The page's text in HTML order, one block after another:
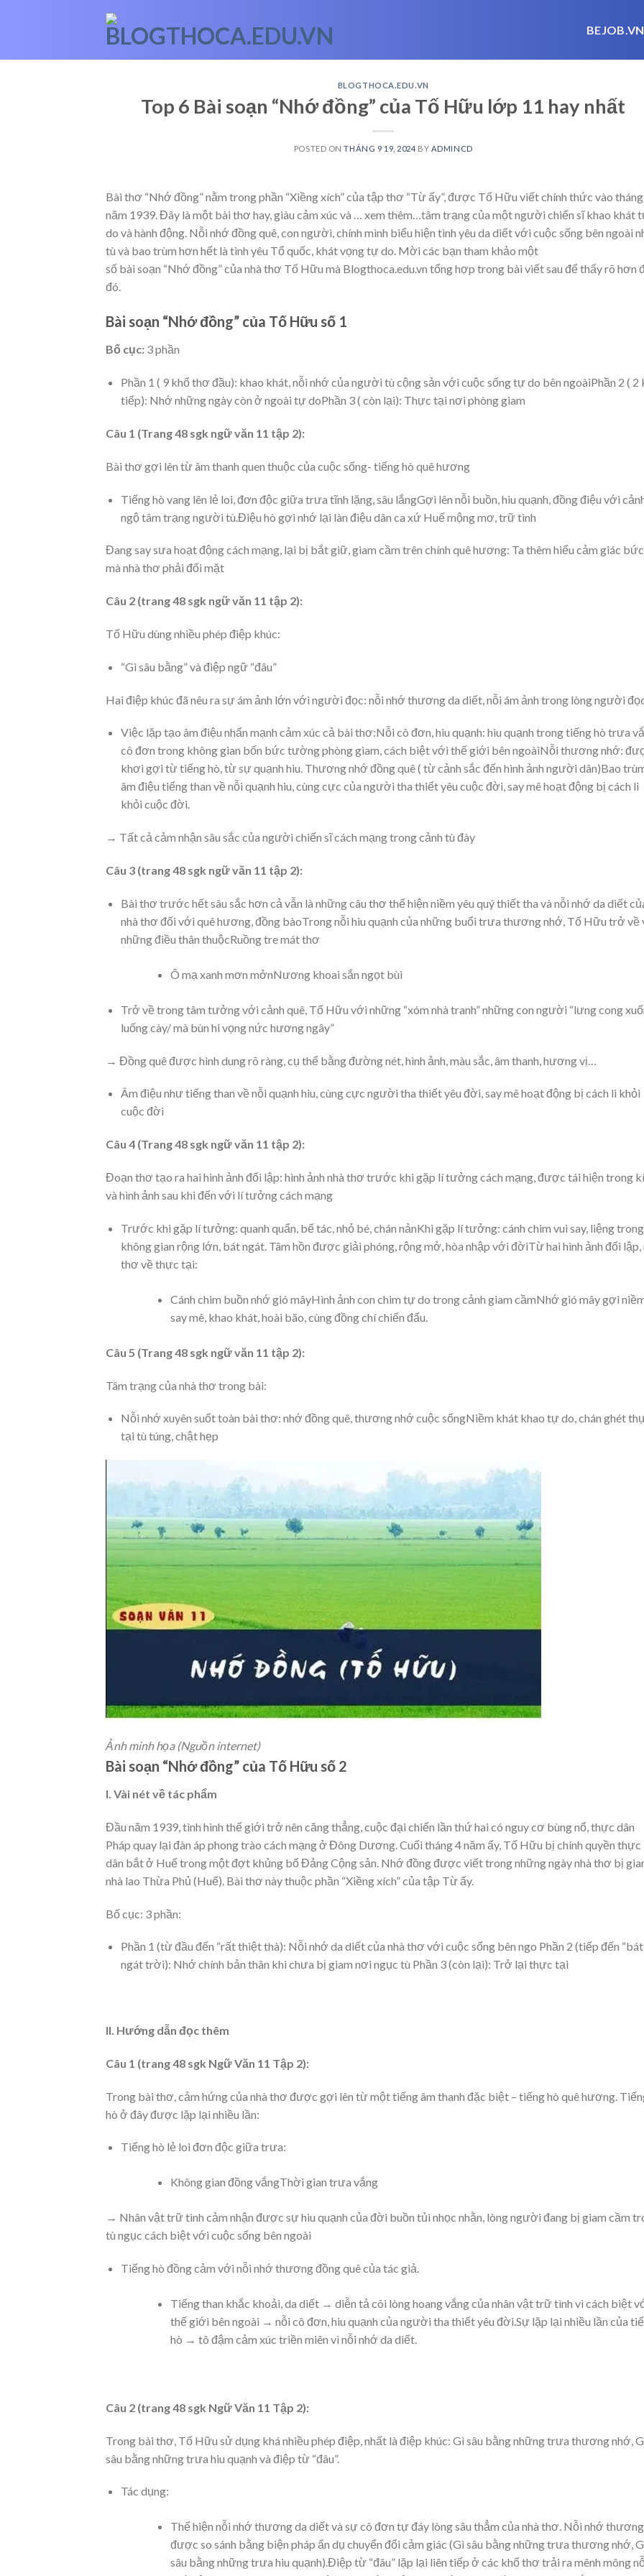
BEJOB.VN
BLOGTHOCA.EDU.VN
Top 6 Bài soạn “Nhớ đồng” của Tố Hữu lớp 11 hay nhất
POSTED ONTHÁNG 9 19, 2024 BY ADMINCD
Bài thơ “Nhớ đồng” nằm trong phần “Xiềng xích” của tập thơ “Từ ấy”, được Tố Hữu viết chính thức vào
năm 1939. Đây là một bài thơ hay, giàu cảm xúc và
… xem thêm… tâm trạng của một người chiến sĩ khao khát
do và hành động. Nỗi nhớ đồng quê, con người, chính mình biểu hiện tình yêu da diết với cuộc sống bên ngoài
tù và bao trùm hơn hết là tình yêu Tổ quốc, khát vọng tự do. Mời các bạn tham khảo một
số bài soạn “Nhớ đồng” của nhà thơ Tố Hữu mà Blogthoca.edu.vn tổng hợp trong bài viết sau để thấy rõ hơn
đó.
Bài soạn “Nhớ đồng” của Tố Hữu số 1
Bố cục: 3 phần
Phần 1 ( 9 khổ thơ đầu): khao khát, nỗi nhớ của người tù cộng sản với cuộc sống tự do bên ngoàiPhần 2 ( 2
tiếp): Nhớ những ngày còn ở ngoài tự doPhần 3 ( còn lại): Thực tại nơi phòng giam
Câu 1 (Trang 48 sgk ngữ văn 11 tập 2):
Bài thơ gợi lên từ âm thanh quen thuộc của cuộc sống- tiếng hò quê hương
Tiếng hò vang lên lẻ loi, đơn độc giữa trưa tĩnh lặng, sâu lắngGợi lên nỗi buồn, hiu quạnh, đồng điệu với
ngộ tâm trạng người tù.Điệu hò gợi nhớ lại làn điệu dân ca xứ Huế mộng mơ, trữ tình
Đang say sưa hoạt động cách mạng, lại bị bắt giữ, giam cầm trên chính quê hương: Ta thêm hiểu cảm giác
mà nhà thơ phải đối mặt
Câu 2 (trang 48 sgk ngữ văn 11 tập 2):
Tố Hữu dùng nhiều phép điệp khúc:
“Gì sâu bằng” và điệp ngữ “đâu”
Hai điệp khúc đã nêu ra sự ám ảnh lớn với người đọc: nỗi nhớ thương da diết, nỗi ám ảnh trong lòng người
Việc lặp tạo âm điệu nhấn mạnh cảm xúc cả bài thơ:Nỗi cô đơn, hiu quạnh: hiu quạnh trong tiếng hò trưa
cô đơn trong không gian bốn bức tường phòng giam, cách biệt với thế giới bên ngoàiNỗi thương nhớ:
khơi gợi từ tiếng hò, từ sự quạnh hiu. Thương nhớ đồng quê ( từ cảnh sắc đến hình ảnh người dân)Bao
âm điệu tiếng than về nỗi quạnh hiu, cùng cực của người tha thiết yêu cuộc đời, say mê hoạt động bị cách li
khỏi cuộc đời.
→ Tất cả cảm nhận sâu sắc của người chiến sĩ cách mạng trong cảnh tù đày
Câu 3 (trang 48 sgk ngữ văn 11 tập 2):
Bài thơ trước hết sâu sắc hơn cả vẫn là những câu thơ thể hiện niềm yêu quý thiết tha và nỗi nhớ da diết
nhà thơ đối với quê hương, đồng bàoTrong nỗi hiu quạnh của những buổi trưa thương nhớ, Tố Hữu trở về
những điều thân thuộcRuồng tre mát thơ
Ô mạ xanh mơn mởnNương khoai sắn ngọt bùi
Trở về trong tâm tưởng với cảnh quê, Tố Hữu với những “xóm nhà tranh” những con người “lưng cong
luống cày/ mà bùn hi vọng nức hương ngây”
→ Đồng quê được hình dung rõ ràng, cụ thể bằng đường nét, hình ảnh, màu sắc, âm thanh, hương vị…
Âm điệu như tiếng than về nỗi quạnh hiu, cùng cực người tha thiết yêu đời, say mê hoạt động bị cách li khỏi
cuộc đời
Câu 4 (Trang 48 sgk ngữ văn 11 tập 2):
Đoạn thơ tạo ra hai hình ảnh đối lập: hình ảnh nhà thơ trước khi gặp lí tưởng cách mạng, được tái hiện trong
và hình ảnh sau khi đến với lí tưởng cách mạng
Trước khi gặp lí tưởng: quanh quẩn, bế tác, nhỏ bé, chán nảnKhi gặp lí tưởng: cánh chim vui say, liệng trong
không gian rộng lớn, bát ngát. Tâm hồn được giải phóng, rộng mở, hòa nhập với đờiTừ hai hình ảnh đối lập,
thơ về thực tại:
Cánh chim buồn nhớ gió mâyHình ảnh con chim tự do trong cảnh giam cầmNhớ gió mây gợi
say mê, khao khát, hoài bão, cùng đồng chí chiến đấu.
Câu 5 (Trang 48 sgk ngữ văn 11 tập 2):
Tâm trạng của nhà thơ trong bài:
Nỗi nhớ xuyên suốt toàn bài thơ: nhớ đồng quê, thương nhớ cuộc sốngNiềm khát khao tự do, chán ghét
tại tù túng, chật hẹp
Ảnh minh họa (Nguồn internet)
Bài soạn “Nhớ đồng” của Tố Hữu số 2
I. Vài nét về tác phẩm
Đầu năm 1939, tình hình thế giới trở nên căng thẳng, cuộc đại chiến lần thứ hai có nguy cơ bùng nổ, thực dân
Pháp quay lại đàn áp phong trào cách mạng ở Đông Dương. Cuối tháng 4 năm ấy, Tố Hữu bị chính quyền thực
dân bắt ở Huế trong một đợt khủng bố Đảng Cộng sản. Nhớ đồng được viết trong những ngày nhà thơ bị
nhà lao Thừa Phủ (Huế). Bài thơ này thuộc phần “Xiềng xích” của tập Từ ấy.
Bố cục: 3 phần:
Phần 1 (từ đầu đến “rất thiệt thà): Nỗi nhớ da diết của nhà thơ với cuộc sống bên ngo Phần 2 (tiếp đến “bát
ngát trời): Nhớ chính bản thân khi chưa bị giam nơi ngục tù Phần 3 (còn lại): Trở lại thực tại
II. Hướng dẫn đọc thêm
Câu 1 (trang 48 sgk Ngữ Văn 11 Tập 2):
Trong bài thơ, cảm hứng của nhà thơ được gợi lên từ một tiếng âm thanh đặc biệt – tiếng hò quê hương.
hò ở đây được lặp lại nhiều lần:
Tiếng hò lẻ loi đơn độc giữa trưa:
Không gian đồng vắngThời gian trưa vắng
→ Nhân vật trữ tình cảm nhận được sự hiu quạnh của đời buồn tủi nhọc nhằn, lòng người đang bị giam cầm
tù ngục cách biệt với cuộc sống bên ngoài
Tiếng hò đồng cảm với nỗi nhớ thương đồng quê của tác giả.
Tiếng than khắc khoải, da diết → diễn tả cõi lòng hoang vắng của nhân vật trữ tình vì cách biệt
thế giới bên ngoài → nỗi cô đơn, hiu quạnh của người tha thiết yêu đời.Sự lặp lại nhiều lần của
hò → tô đậm cảm xúc triền miên vì nỗi nhớ da diết.
Câu 2 (trang 48 sgk Ngữ Văn 11 Tập 2):
Trong bài thơ, Tố Hữu sử dụng khá nhiều phép điệp, nhất là điệp khúc: Gì sâu bằng những trưa thương nhớ,
sâu bằng những trưa hiu quạnh và điệp từ “đâu”.
Tác dụng:
Thể hiện nỗi nhớ thương da diết và sự cô đơn tự đáy lòng sâu thẳm của nhà thơ. Nỗi nhớ thương
được so sánh bằng biện pháp ẩn dụ chuyển đổi cảm giác (Gì sâu bằng những trưa thương nhớ,
sâu bằng những trưa hiu quạnh).Điệp từ “đâu” lặp lại liên tiếp ở các khổ thơ trải ra mênh mông